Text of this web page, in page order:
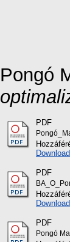
Pongó
PDF
PDF
PDF
Pongó